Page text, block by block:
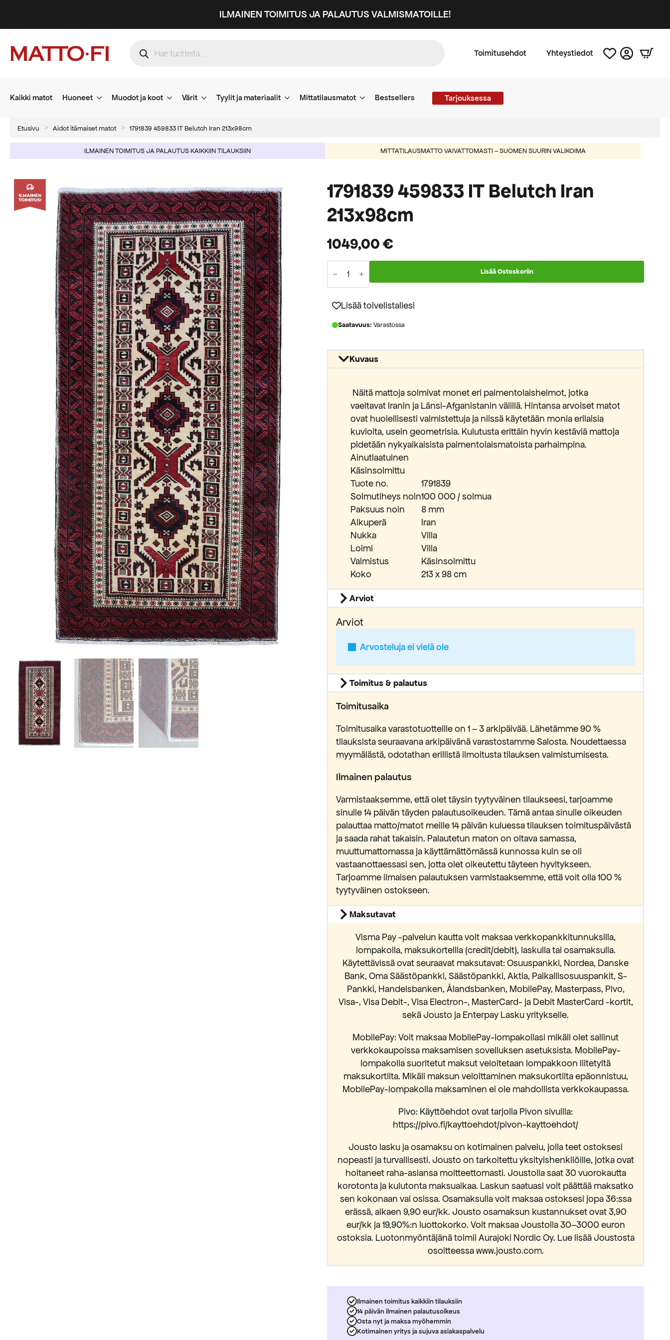
ILMAINEN TOIMITUS JA PALAUTUS VALMISMATOILLE!
search
Toimitusehdot Yhteystiedot
Kaikki matot Huoneet Muodot ja koot Värit Tyylit ja materiaalit Mittatilausmatot Bestsellers Tarjouksessa
Etusivu Aidot itämaiset matot 1791839 459833 IT Belutch Iran 213x98cm
ILMAINEN TOIMITUS JA PALAUTUS KAIKKIIN TILAUKSIIN MITTATILAUSMATTO VAIVATTOMASTI – SUOMEN SUURIN VALIKOIMA
1791839 459833 IT Belutch Iran
213x98cm
1049,00€
1791839
459833
IT
Iran
213x98cm
määrä
Lisää Ostoskoriin
Lisää toivelistallesi
Saatavuus: Varastossa
Kuvaus
Näitä mattoja solmivat monet eri paimentolaisheimot, jotka
vaeltavat Iranin ja Länsi-Afganistanin välillä. Hintansa arvoiset matot
ovat huolellisesti valmistettuja ja niissä käytetään monia erilaisia
kuvioita, usein geometrisia. Kulutusta erittäin hyvin kestäviä mattoja
pidetään nykyaikaisista paimentolaismatoista parhaimpina.
Ainutlaatuinen
Käsinsolmittu
Tuote no.
1791839
Solmutiheys noin100 000 / solmua
Paksuus noin
8 mm
Alkuperä
Iran
Nukka
Villa
Loimi
Villa
Valmistus
Käsinsolmittu
Koko
213 x 98 cm
Arviot
Arviot
Arvosteluja ei vielä ole
Toimitus & palautus
Toimitusaika
Toimitusaika varastotuotteille on 1 – 3 arkipäivää. Lähetämme 90 %
tilauksista seuraavana arkipäivänä varastostamme Salosta. Noudettaessa
myymälästä, odotathan erillistä ilmoitusta tilauksen valmistumisesta.
Ilmainen palautus
Varmistaaksemme, että olet täysin tyytyväinen tilaukseesi, tarjoamme
sinulle 14 päivän täyden palautusoikeuden. Tämä antaa sinulle oikeuden
palauttaa matto/matot meille 14 päivän kuluessa tilauksen toimituspäivästä
ja saada rahat takaisin. Palautetun maton on oltava samassa,
muuttumattomassa ja käyttämättömässä kunnossa kuin se oli
vastaanottaessasi sen, jotta olet oikeutettu täyteen hyvitykseen.
Tarjoamme ilmaisen palautuksen varmistaaksemme, että voit olla 100 %
tyytyväinen ostokseen.
Maksutavat
Visma Pay -palvelun kautta voit maksaa verkkopankkitunnuksilla,
lompakolla, maksukorteilla (credit/debit), laskulla tai osamaksulla.
Käytettävissä ovat seuraavat maksutavat: Osuuspankki, Nordea, Danske
Bank, Oma Säästöpankki, Säästöpankki, Aktia, Paikallisosuuspankit, S-
Pankki, Handelsbanken, Ålandsbanken, MobilePay, Masterpass, Pivo,
Visa-, Visa Debit-, Visa Electron-, MasterCard- ja Debit MasterCard -kortit,
sekä Jousto ja Enterpay Lasku yritykselle.
MobilePay: Voit maksaa MobilePay-lompakollasi mikäli olet sallinut
verkkokaupoissa maksamisen sovelluksen asetuksista. MobilePay-
lompakolla suoritetut maksut veloitetaan lompakkoon liitetyltä
maksukortilta. Mikäli maksun veloittaminen maksukortilta epäonnistuu,
MobilePay-lompakolla maksaminen ei ole mahdollista verkkokaupassa.
Pivo: Käyttöehdot ovat tarjolla Pivon sivuilla:
https://pivo.fi/kayttoehdot/pivon-kayttoehdot/
Jousto lasku ja osamaksu on kotimainen palvelu, jolla teet ostoksesi
nopeasti ja turvallisesti. Jousto on tarkoitettu yksityishenkilöille, jotka ovat
hoitaneet raha-asiansa moitteettomasti. Joustolla saat 30 vuorokautta
korotonta ja kulutonta maksuaikaa. Laskun saatuasi voit päättää maksatko
sen kokonaan vai osissa. Osamaksulla voit maksaa ostoksesi jopa 36:ssa
erässä, alkaen 9,90 eur/kk. Jousto osamaksun kustannukset ovat 3,90
eur/kk ja 19,90%:n luottokorko. Voit maksaa Joustolla 30–3000 euron
ostoksia. Luotonmyöntäjänä toimii Aurajoki Nordic Oy. Lue lisää Joustosta
osoitteessa www.jousto.com.
Ilmainen toimitus kaikkiin tilauksiin
14 päivän ilmainen palautusoikeus
Osta nyt ja maksa myöhemmin
Kotimainen yritys ja sujuva asiakaspalvelu